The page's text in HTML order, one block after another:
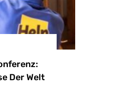
Der Welt